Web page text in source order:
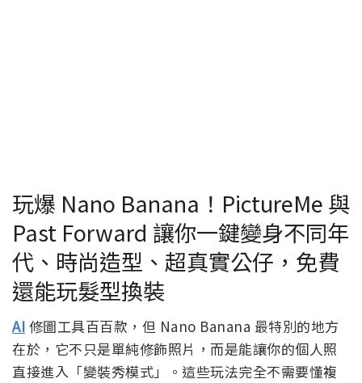
玩爆 Nano Banana！PictureMe 與
Past Forward 讓你一鍵變身不同年
代、時尚造型、超真實公仔，免費
還能玩髮型換裝
AI 修圖工具百百款，但 Nano Banana 最特別的地方
在於，它不只是單純修飾照片，而是能讓你的個人照
直接進入「變裝秀模式」。這些玩法完全不需要懂複